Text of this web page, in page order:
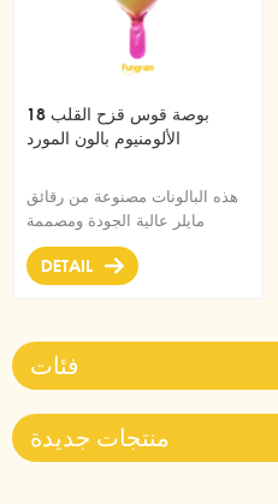
18 بوصة قوس قزح القلب
الألومنيوم بالون المورد
هذه البالونات مصنوعة من رقائق
مايلر عالية الجودة ومصممة
بصمام ذاتي الإغلاق سهل النفخ
والتفريغ
DETAIL
فئات
منتجات جديدة